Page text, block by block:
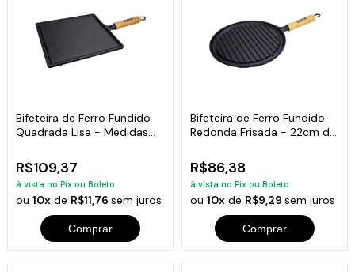
Bifeteira de Ferro Fundido
Quadrada Lisa - Medidas
R$109,37
à vista no Pix ou Boleto
ou10x de R$11,76sem juros
Comprar
Bifeteira de Ferro Fundido
Redonda Frisada - 22cm de
R$86,38
à vista no Pix ou Boleto
ou 10xde R$9,29 sem juros
Comprar